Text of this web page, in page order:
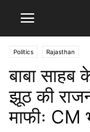
Politics Rajasthan
बाबा साहब
झूठ की
माफीः